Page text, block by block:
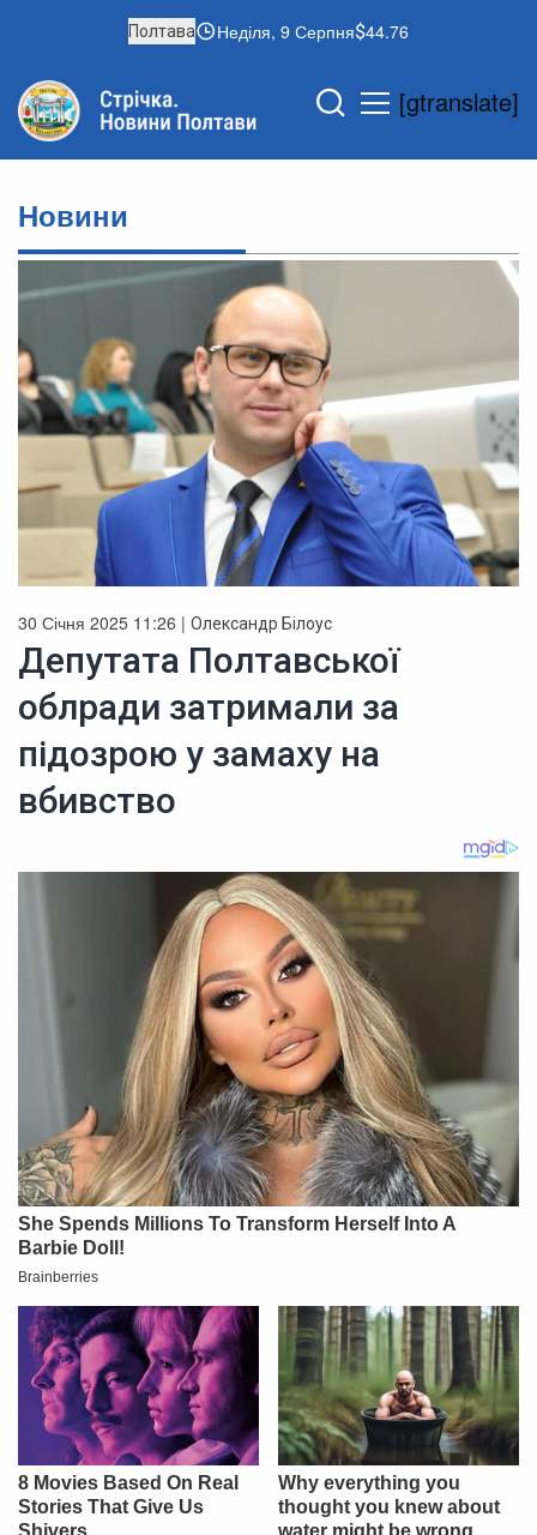
Полтава Неділя, 9 Серпня 44.76
[gtranslate]
Новини
30 Січня 2025 11:26 | Олександр Білоус
Депутата Полтавської
облради затримали за
підозрою у замаху на
вбивство